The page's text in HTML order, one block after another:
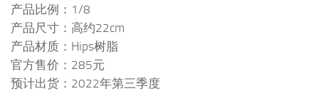
产品比例：1/8
产品尺寸：高约22cm
产品材质：Hips树脂
官方售价：285元
预计出货：2022年第三季度